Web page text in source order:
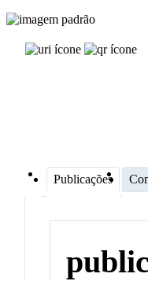
Publicações